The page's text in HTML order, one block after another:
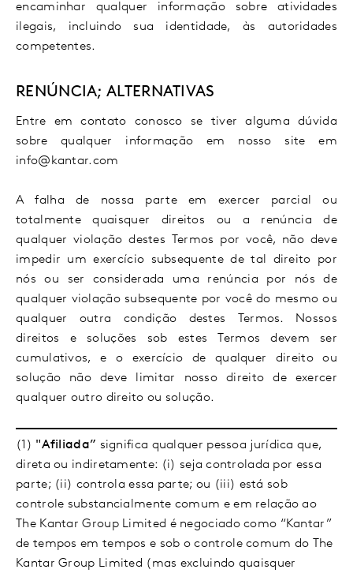
encaminhar qualquer informação sobre atividades
ilegais, incluindo sua identidade, às autoridades
competentes.
RENÚNCIA; ALTERNATIVAS
Entre em contato conosco se tiver alguma dúvida
sobre qualquer informação em nosso site em
info@kantar.com
A falha de nossa parte em exercer parcial ou
totalmente quaisquer direitos ou a renúncia de
qualquer violação destes Termos por você, não deve
impedir um exercício subsequente de tal direito por
nós ou ser considerada uma renúncia por nós de
qualquer violação subsequente por você do mesmo ou
qualquer outra condição destes Termos. Nossos
direitos e soluções sob estes Termos devem ser
cumulativos, e o exercício de qualquer direito ou
solução não deve limitar nosso direito de exercer
qualquer outro direito ou solução.
(1) "Afiliada” significa qualquer pessoa jurídica que,
direta ou indiretamente: (i) seja controlada por essa
parte; (ii) controla essa parte; ou (iii) está sob
controle substancialmente comum e em relação ao
The Kantar Group Limited é negociado como “Kantar”
de tempos em tempos e sob o controle comum do The
Kantar Group Limited (mas excluindo quaisquer